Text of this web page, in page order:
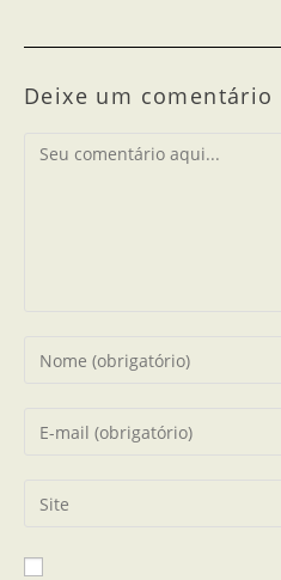
Deixe um comentário